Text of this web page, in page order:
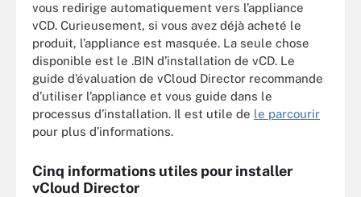
vous redirige automatiquement vers l’appliance
vCD. Curieusement, si vous avez déjà acheté le
produit, l’appliance est masquée. La seule chose
disponible est le .BIN d’installation de vCD. Le
guide d’évaluation de vCloud Director recommande
d’utiliser l’appliance et vous guide dans le
processus d’installation. Il est utile de le parcourir
pour plus d’informations.
Cinq informations utiles pour installer
vCloud Director